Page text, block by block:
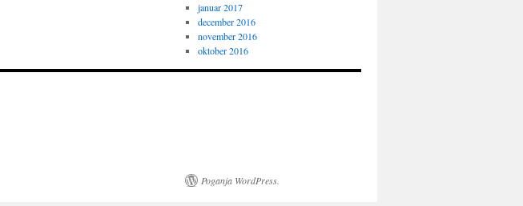
januar 2017
december 2016
november 2016
oktober 2016
Poganja WordPress.